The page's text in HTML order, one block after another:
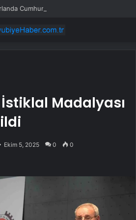
Madalyası
Ekim 5, 2025 0 0